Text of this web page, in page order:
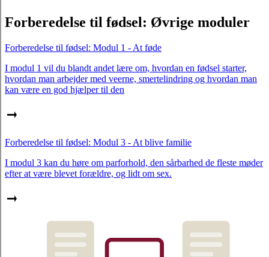
Forberedelse til fødsel: Øvrige moduler
Forberedelse til fødsel: Modul 1 - At føde
I modul 1 vil du blandt andet lære om, hvordan en fødsel starter,
hvordan man arbejder med veerne, smertelindring og hvordan man
kan være en god hjælper til den
Forberedelse til fødsel: Modul 3 - At blive familie
I modul 3 kan du høre om parforhold, den sårbarhed de fleste møder
efter at være blevet forældre, og lidt om sex.